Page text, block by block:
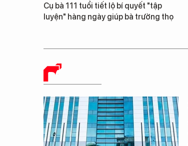
Cụ bà 111 tuổi tiết lộ bí quyết "tập
luyện" hàng ngày giúp bà trường thọ
BÁO CHÍ SỐ